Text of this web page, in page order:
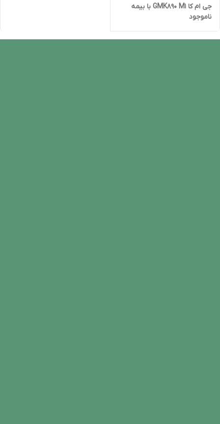
جی ام کا GMK890 M1 با بیمه
ایران 12 ماهه
ناموجود